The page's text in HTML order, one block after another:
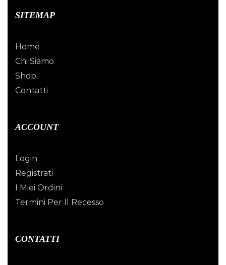
SITEMAP
Home
Chi Siamo
Shop
Contatti
ACCOUNT
Login
Registrati
I Miei Ordini
Termini Per Il Recesso
CONTATTI